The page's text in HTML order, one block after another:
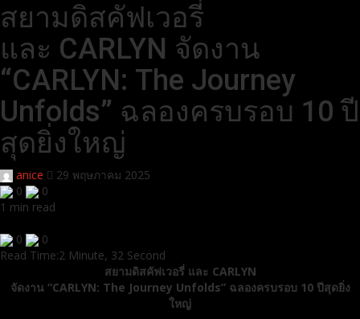
สยามดิสคัฟเวอรี่
และ CARLYN จัดงาน
“CARLYN: The Journey
Unfolds” ฉลองครบรอบ 10 ปี
สุดยิ่งใหญ่
anice
29 พฤษภาคม 2025
0
0
1 min read
0
0
Read Time:2 Minute, 32 Second
สยามดิสคัฟเวอรี่ และ CARLYN
จัดงาน “CARLYN: The Journey Unfolds” ฉลองครบรอบ 10 ปีสุดยิ่ง
ใหญ่